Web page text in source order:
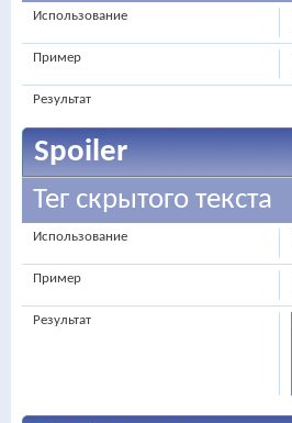
Использование
Пример
Результат
Spoiler
Тег скрытого текста
Использование
Пример
Результат